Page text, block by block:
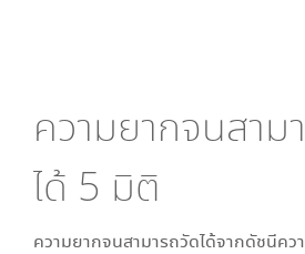
ความยากจนสาม
ได้ 5 มิติ
ความยากจนสามารถวัดได้จากดัชนีคว